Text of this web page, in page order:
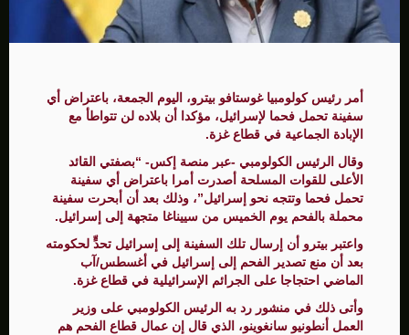
أمر رئيس كولومبيا غوستافو بيترو، اليوم الجمعة، باعتراض أي
سفينة تحمل فحما لإسرائيل، مؤكدا أن بلاده لن تتواطأ مع
الإبادة الجماعية في قطاع غزة.
وقال الرئيس الكولومبي -عبر منصة إكس- “بصفتي القائد
الأعلى للقوات المسلحة أصدرت أمرا باعتراض أي سفينة
تحمل فحما وتتجه نحو إسرائيل”، وذلك بعد أن أبحرت سفينة
محملة بالفحم يوم الخميس من سييناغا متجهة إلى إسرائيل.
واعتبر بيترو أن إرسال تلك السفينة إلى إسرائيل تحدٍّ لحكومته
بعد أن منع تصدير الفحم إلى إسرائيل في أغسطس/آب
الماضي احتجاجا على الجرائم الإسرائيلية في قطاع غزة.
وأتى ذلك في منشور رد به الرئيس الكولومبي على وزير
العمل أنطونيو سانغوينو، الذي قال إن عمال قطاع الفحم هم